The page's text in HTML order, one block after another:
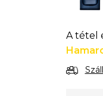
A tétel